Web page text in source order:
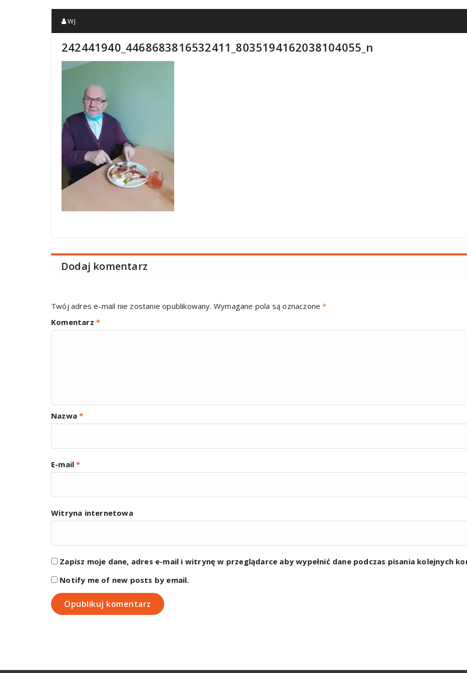
WJ
242441940_4468683816532411_8035194162038104055_n
Dodaj komentarz
Twój adres e-mail nie zostanie opublikowany. Wymagane pola są oznaczone*
Komentarz *
Nazwa*
E-mail*
Witryna internetowa
Zapisz moje dane, adres e-mail i witrynę w przeglądarce aby wypełnić dane podczas pisania kolejnych
Notify me of new posts by email.